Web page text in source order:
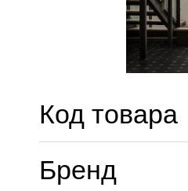
Код товара
Бренд